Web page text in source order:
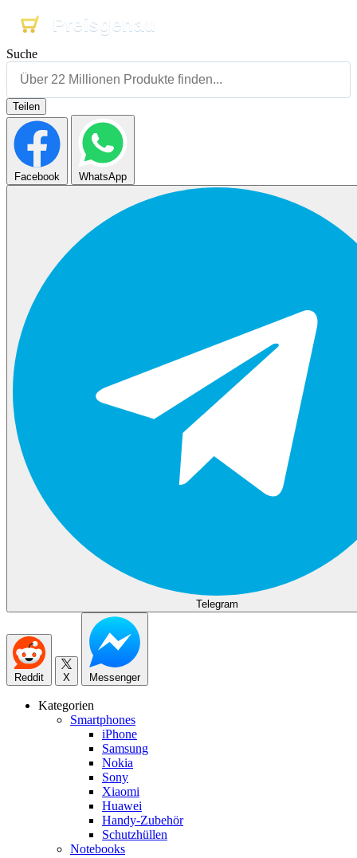
Preisgenau
Preisgenau
Preisgenau
Suche
Teilen
Facebook WhatsApp
Telegram
Reddit X Messenger
Kategorien
Smartphones
iPhone
Samsung
Nokia
Sony
Xiaomi
Huawei
Handy-Zubehör
Schutzhüllen
Notebooks